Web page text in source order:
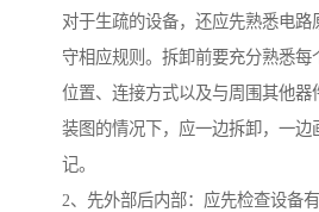
对于生疏的设备，还应先熟悉电路
守相应规则。拆卸前要充分熟悉每
位置、连接方式以及与周围其他器
装图的情况下，应一边拆卸，一边
记。
2、先外部后内部：应先检查设备